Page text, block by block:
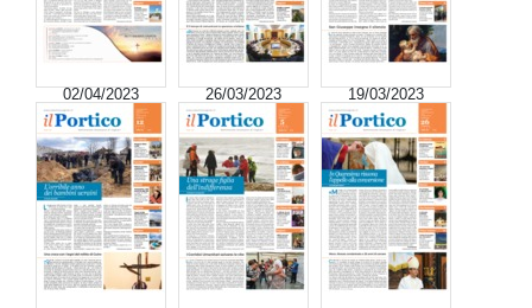
02/04/2023 26/03/2023 19/03/2023